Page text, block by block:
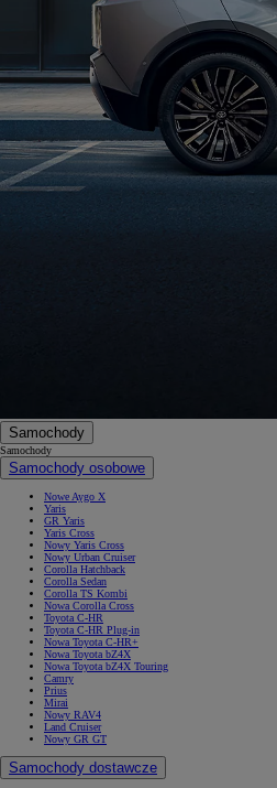
Samochody
Samochody
Samochody osobowe
Nowe Aygo X
Yaris
GR Yaris
Yaris Cross
Nowy Yaris Cross
Nowy Urban Cruiser
Corolla Hatchback
Corolla Sedan
Corolla TS Kombi
Nowa Corolla Cross
Toyota C-HR
Toyota C-HR Plug-in
Nowa Toyota C-HR+
Nowa Toyota bZ4X
Nowa Toyota bZ4X Touring
Camry
Prius
Mirai
Nowy RAV4
Land Cruiser
Nowy GR GT
Samochody dostawcze